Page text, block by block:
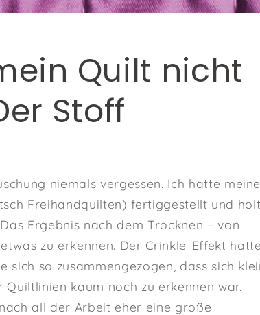
Quilt nicht
Stoff
niemals vergessen. Ich hatte
Freihandquilten) fertiggestellt und
Ergebnis nach dem Trocknen – von
zu erkennen. Der Crinkle-Effekt hatte
so zusammengezogen, dass sich
kaum noch zu erkennen war.
all der Arbeit eher eine große